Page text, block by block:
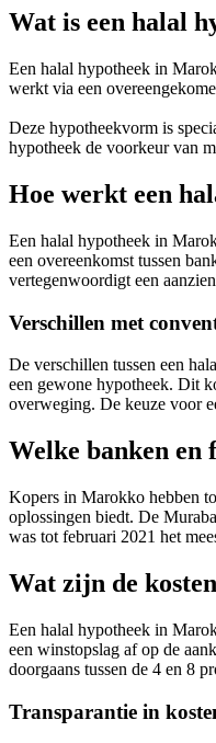
Wat is een halal
Een halal hypotheek in
werkt via een
Deze hypotheekvorm is
hypotheek de voorkeur van
Hoe werkt een
Een halal hypotheek in
een overeenkomst tussen
vertegenwoordigt een
Verschillen met
De verschillen tussen een
een gewone hypotheek. Dit
overweging. De keuze voor
Welke banken en
Kopers in Marokko hebben
oplossingen biedt. De
was tot februari 2021 het
Wat zijn de
Een halal hypotheek in
een winstopslag af op de
doorgaans tussen de 4 en 8
Transparantie in